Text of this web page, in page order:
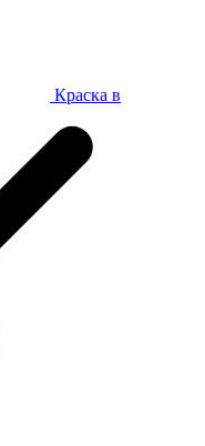
Краска в